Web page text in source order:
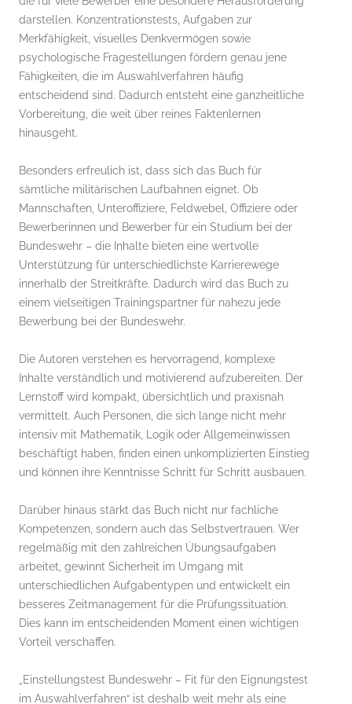
darstellen. Konzentrationstests, Aufgaben zur
Merkfähigkeit, visuelles Denkvermögen sowie
psychologische Fragestellungen fördern genau jene
Fähigkeiten, die im Auswahlverfahren häufig
entscheidend sind. Dadurch entsteht eine ganzheitliche
Vorbereitung, die weit über reines Faktenlernen
hinausgeht.
Besonders erfreulich ist, dass sich das Buch für
sämtliche militärischen Laufbahnen eignet. Ob
Mannschaften, Unteroffiziere, Feldwebel, Offiziere oder
Bewerberinnen und Bewerber für ein Studium bei der
Bundeswehr – die Inhalte bieten eine wertvolle
Unterstützung für unterschiedlichste Karrierewege
innerhalb der Streitkräfte. Dadurch wird das Buch zu
einem vielseitigen Trainingspartner für nahezu jede
Bewerbung bei der Bundeswehr.
Die Autoren verstehen es hervorragend, komplexe
Inhalte verständlich und motivierend aufzubereiten. Der
Lernstoff wird kompakt, übersichtlich und praxisnah
vermittelt. Auch Personen, die sich lange nicht mehr
intensiv mit Mathematik, Logik oder Allgemeinwissen
beschäftigt haben, finden einen unkomplizierten Einstieg
und können ihre Kenntnisse Schritt für Schritt ausbauen.
Darüber hinaus stärkt das Buch nicht nur fachliche
Kompetenzen, sondern auch das Selbstvertrauen. Wer
regelmäßig mit den zahlreichen Übungsaufgaben
arbeitet, gewinnt Sicherheit im Umgang mit
unterschiedlichen Aufgabentypen und entwickelt ein
besseres Zeitmanagement für die Prüfungssituation.
Dies kann im entscheidenden Moment einen wichtigen
Vorteil verschaffen.
„Einstellungstest Bundeswehr – Fit für den Eignungstest
im Auswahlverfahren“ ist deshalb weit mehr als eine